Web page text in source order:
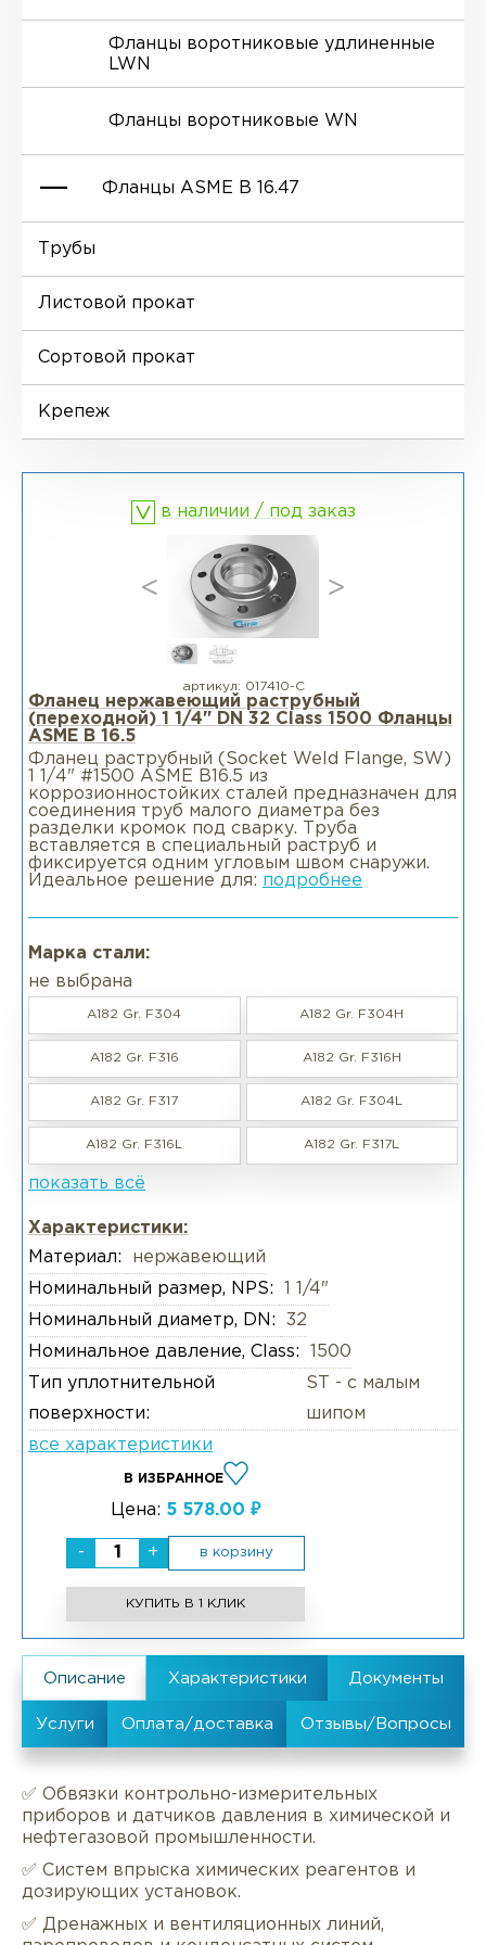
Отводы EN 10253-4
Отводы MSS SP-75
Переходы DIN 2616-1
Переходы DIN 2616-2
Ниппели
Фланцы воротниковые удлиненные
LWN
Фланцы воротниковые WN
Фланцы ASME B 16.47
Трубы
Листовой прокат
Сортовой прокат
Крепеж
в наличии / под заказ
артикул: 017410-С
Фланец нержавеющий раструбный
(переходной) 1 1/4" DN 32 Class 1500 Фланцы
ASME B 16.5
Фланец раструбный (Socket Weld Flange, SW)
1 1/4" #1500 ASME B16.5 из
коррозионностойких сталей предназначен для
соединения труб малого диаметра без
разделки кромок под сварку. Труба
вставляется в специальный раструб и
фиксируется одним угловым швом снаружи.
Идеальное решение для: подробнее
Марка стали:
не выбрана
A182 Gr. F304 A182 Gr. F304H
A182 Gr. F316 A182 Gr. F316H
A182 Gr. F317 A182 Gr. F304L
A182 Gr. F316L A182 Gr. F317L
показать всё
Характеристики:
Материал:
нержавеющий
Номинальный размер, NPS:
1 1/4"
Номинальный диаметр, DN:
32
Номинальное давление, Class:
1500
Тип уплотнительной
поверхности:
ST - с малым
шипом
все характеристики
В ИЗБРАННОЕ
Цена: 5 578.00 ₽
- + в корзину
КУПИТЬ В 1 КЛИК
✅ Обвязки контрольно-измерительных
приборов и датчиков давления в химической и
нефтегазовой промышленности.
✅ Систем впрыска химических реагентов и
дозирующих установок.
✅ Дренажных и вентиляционных линий,